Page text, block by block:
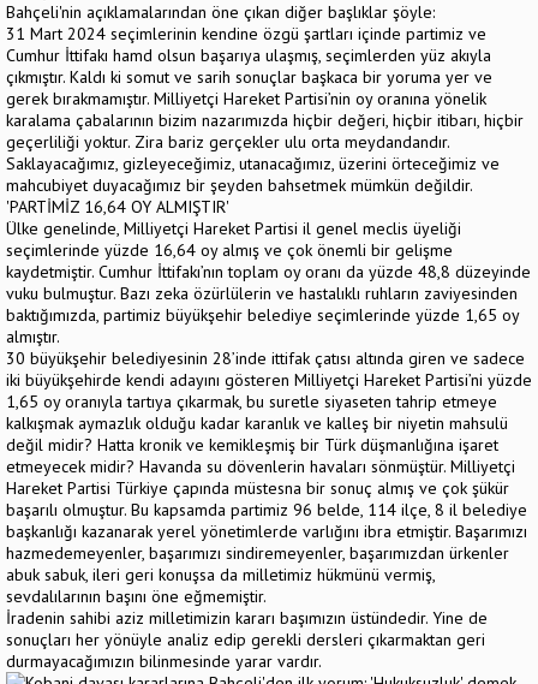
Bahçeli'nin açıklamalarından öne çıkan diğer başlıklar şöyle:
31 Mart 2024 seçimlerinin kendine özgü şartları içinde partimiz ve
Cumhur İttifakı hamd olsun başarıya ulaşmış, seçimlerden yüz akıyla
çıkmıştır. Kaldı ki somut ve sarih sonuçlar başkaca bir yoruma yer ve
gerek bırakmamıştır. Milliyetçi Hareket Partisi’nin oy oranına yönelik
karalama çabalarının bizim nazarımızda hiçbir değeri, hiçbir itibarı, hiçbir
geçerliliği yoktur. Zira bariz gerçekler ulu orta meydandandır.
Saklayacağımız, gizleyeceğimiz, utanacağımız, üzerini örteceğimiz ve
mahcubiyet duyacağımız bir şeyden bahsetmek mümkün değildir.
'PARTİMİZ 16,64 OY ALMIŞTIR'
Ülke genelinde, Milliyetçi Hareket Partisi il genel meclis üyeliği
seçimlerinde yüzde 16,64 oy almış ve çok önemli bir gelişme
kaydetmiştir. Cumhur İttifakı’nın toplam oy oranı da yüzde 48,8 düzeyinde
vuku bulmuştur. Bazı zeka özürlülerin ve hastalıklı ruhların zaviyesinden
baktığımızda, partimiz büyükşehir belediye seçimlerinde yüzde 1,65 oy
almıştır.
30 büyükşehir belediyesinin 28’inde ittifak çatısı altında giren ve sadece
iki büyükşehirde kendi adayını gösteren Milliyetçi Hareket Partisi’ni yüzde
1,65 oy oranıyla tartıya çıkarmak, bu suretle siyaseten tahrip etmeye
kalkışmak aymazlık olduğu kadar karanlık ve kalleş bir niyetin mahsulü
değil midir? Hatta kronik ve kemikleşmiş bir Türk düşmanlığına işaret
etmeyecek midir? Havanda su dövenlerin havaları sönmüştür. Milliyetçi
Hareket Partisi Türkiye çapında müstesna bir sonuç almış ve çok şükür
başarılı olmuştur. Bu kapsamda partimiz 96 belde, 114 ilçe, 8 il belediye
başkanlığı kazanarak yerel yönetimlerde varlığını ibra etmiştir. Başarımızı
hazmedemeyenler, başarımızı sindiremeyenler, başarımızdan ürkenler
abuk sabuk, ileri geri konuşsa da milletimiz hükmünü vermiş,
sevdalılarının başını öne eğmemiştir.
İradenin sahibi aziz milletimizin kararı başımızın üstündedir. Yine de
sonuçları her yönüyle analiz edip gerekli dersleri çıkarmaktan geri
durmayacağımızın bilinmesinde yarar vardır.